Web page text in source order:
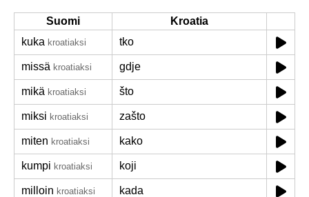
Suomi
Kroatia
kuka kroatiaksi tko
missä kroatiaksi gdje
mikä kroatiaksi što
miksi kroatiaksi zašto
miten kroatiaksi kako
kumpi kroatiaksi koji
milloin kroatiaksi kada